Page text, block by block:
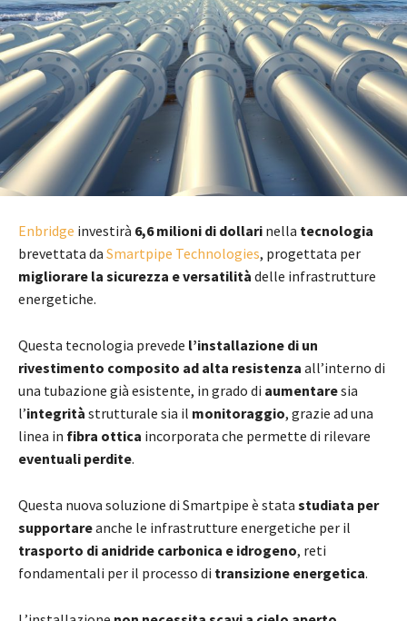
Enbridge investirà 6,6 milioni di dollari nella tecnologia
brevettata da Smartpipe Technologies, progettata per
migliorare la sicurezza e versatilità delle infrastrutture
energetiche.
Questa tecnologia prevede l’installazione di un
rivestimento composito ad alta resistenza all’interno di
una tubazione già esistente, in grado di aumentaresia
l’integrità strutturale sia il monitoraggio, grazie ad una
linea in fibra ottica incorporata che permette di rilevare
eventuali perdite.
Questa nuova soluzione di Smartpipe è stata studiata per
supportareanche le infrastrutture energetiche per il
trasporto di anidride carbonica e idrogeno, reti
fondamentali per il processo di transizione energetica.